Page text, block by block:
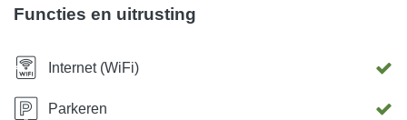
Functies en uitrusting
Internet (WiFi)
Parkeren